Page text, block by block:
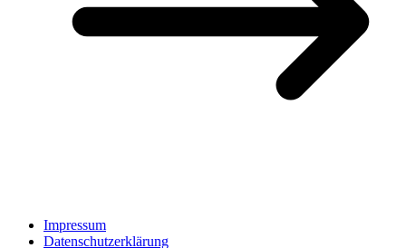
Impressum
Datenschutzerklärung